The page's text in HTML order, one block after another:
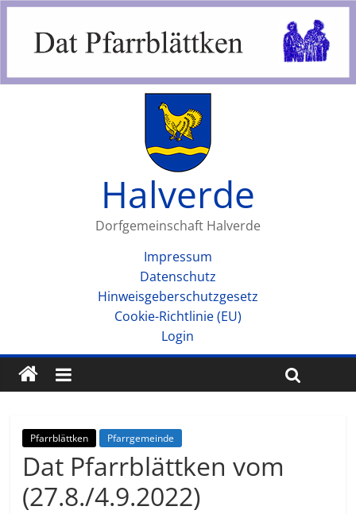
Halverde
Dorfgemeinschaft Halverde
Impressum
Datenschutz
Hinweisgeberschutzgesetz
Cookie-Richtlinie (EU)
Login
Pfarrblättken Pfarrgemeinde
Dat Pfarrblättken vom
(27.8./4.9.2022)